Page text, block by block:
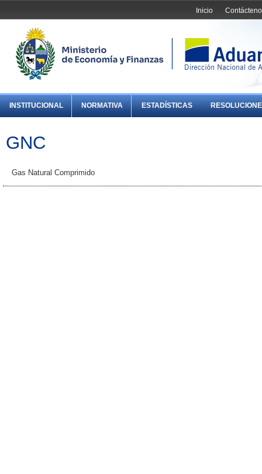
Inicio
INSTITUCIONAL NORMATIVA ESTADÍSTICAS
GNC
Gas Natural Comprimido